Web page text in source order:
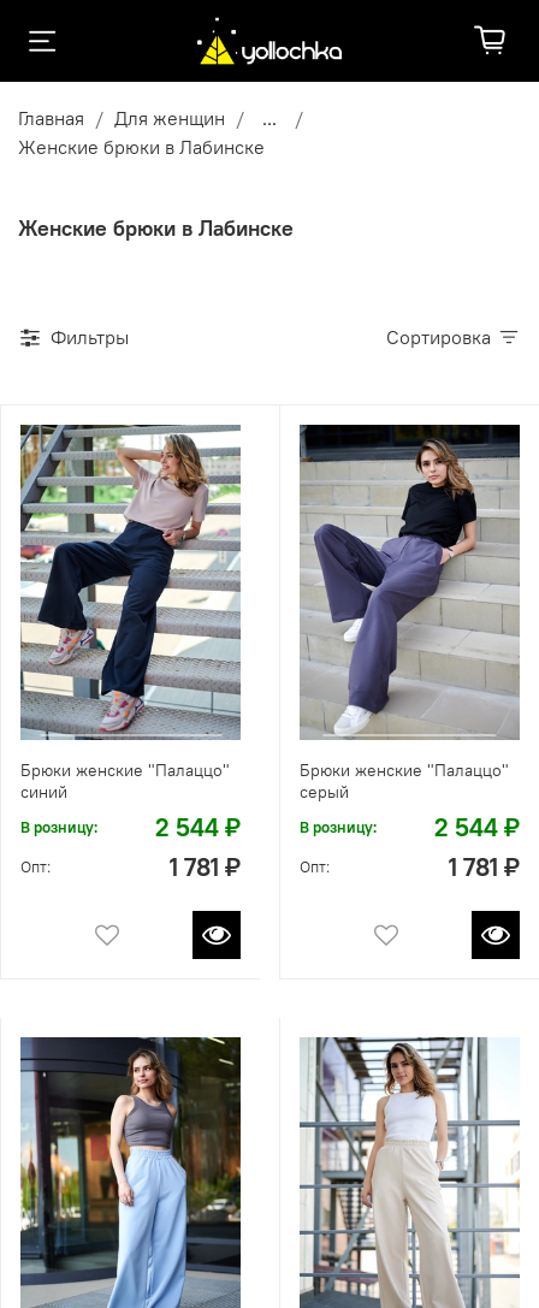
Главная Для женщин
...
Женские брюки в Лабинске
Женские брюки в Лабинске
Фильтры Сортировка
Брюки женские "Палаццо"
синий
В розницу: 2 544 ₽
Опт: 1 781 ₽
Брюки женские "Палаццо"
серый
В розницу: 2 544 ₽
Опт: 1 781 ₽